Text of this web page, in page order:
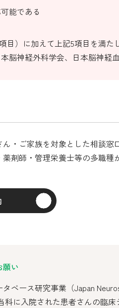
能である
目）に加えて上記5項目を満た
脳神経外科学会、日本脳神経
・ご家族を対象とした相談
剤師・管理栄養士等の多職
願い
ベース研究事業（Japan
科に入院された患者さんの臨